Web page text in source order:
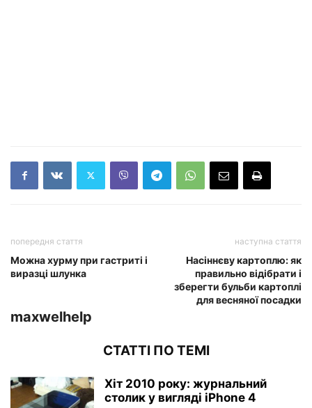
попередня стаття
Можна хурму при гастриті і
виразці шлунка
наступна стаття
Насіннєву картоплю: як
правильно відібрати і
зберегти бульби картоплі
для весняної посадки
maxwelhelp
СТАТТІ ПО ТЕМІ
Хіт 2010 року: журнальний
столик у вигляді iPhone 4